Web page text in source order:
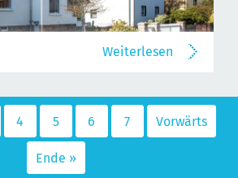
Weiterlesen
4 5 6 7 Vorwärts
Ende »